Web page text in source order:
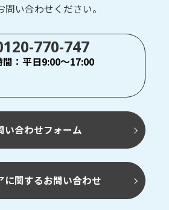
い合わせください。
770-747
間：平日9:00～17:00
い合わせフォーム
に関するお問い合わせ